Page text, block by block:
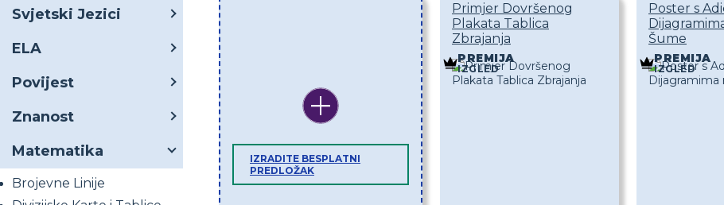
Svjetski Jezici
ELA
Povijest
Znanost
Matematika
Brojevne Linije
IZRADITE BESPLATNI
PREDLOŽAK
Primjer Dovršenog
Plakata Tablica
Zbrajanja
PREMIJA
IZGLED
Poster s
Šume
PREMIJA
IZGLED